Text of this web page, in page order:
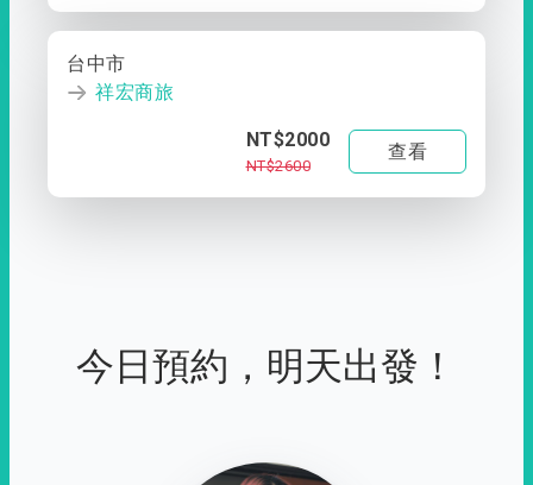
台中市
祥宏商旅
NT$2000
NT$2600
查看
今日預約，明天出發！